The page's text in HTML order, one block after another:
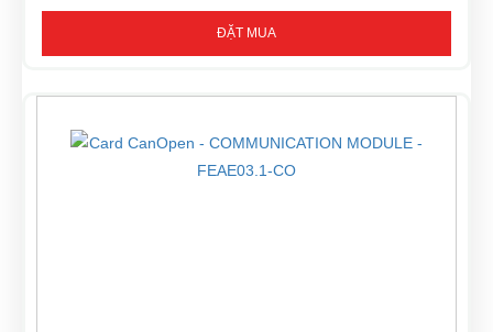
ĐẶT MUA